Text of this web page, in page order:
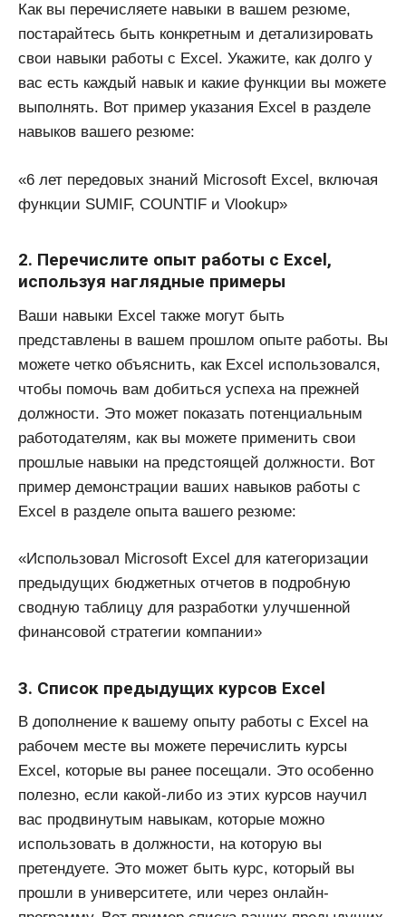
Как вы перечисляете навыки в вашем резюме,
постарайтесь быть конкретным и детализировать
свои навыки работы с Excel. Укажите, как долго у
вас есть каждый навык и какие функции вы можете
выполнять. Вот пример указания Excel в разделе
навыков вашего резюме:
«6 лет передовых знаний Microsoft Excel, включая
функции SUMIF, COUNTIF и Vlookup»
2. Перечислите опыт работы с Excel,
используя наглядные примеры
Ваши навыки Excel также могут быть
представлены в вашем прошлом опыте работы. Вы
можете четко объяснить, как Excel использовался,
чтобы помочь вам добиться успеха на прежней
должности. Это может показать потенциальным
работодателям, как вы можете применить свои
прошлые навыки на предстоящей должности. Вот
пример демонстрации ваших навыков работы с
Excel в разделе опыта вашего резюме:
«Использовал Microsoft Excel для категоризации
предыдущих бюджетных отчетов в подробную
сводную таблицу для разработки улучшенной
финансовой стратегии компании»
3. Список предыдущих курсов Excel
В дополнение к вашему опыту работы с Excel на
рабочем месте вы можете перечислить курсы
Excel, которые вы ранее посещали. Это особенно
полезно, если какой-либо из этих курсов научил
вас продвинутым навыкам, которые можно
использовать в должности, на которую вы
претендуете. Это может быть курс, который вы
прошли в университете, или через онлайн-